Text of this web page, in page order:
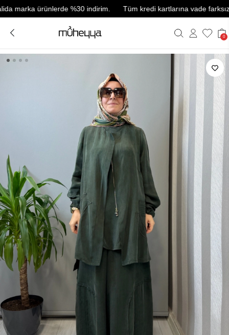
ürünlerde %30 indirim. Tüm kredi kartlarına vade farksız 3
0